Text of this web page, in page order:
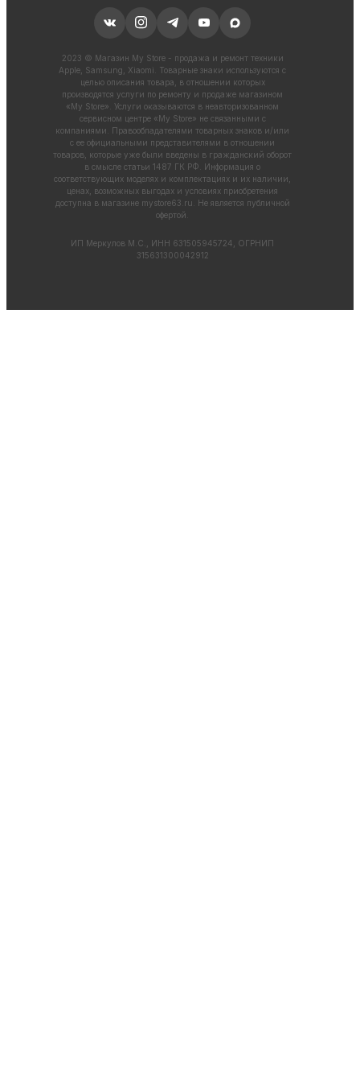
2023 © Магазин My Store - продажа и ремонт техники
Apple, Samsung, Xiaomi. Товарные знаки используются с
целью описания товара, в отношении которых
производятся услуги по ремонту и продаже магазином
«My Store». Услуги оказываются в неавторизованном
сервисном центре «My Store» не связанными с
компаниями. Правообладателями товарных знаков и/или
с ее официальными представителями в отношении
товаров, которые уже были введены в гражданский оборот
в смысле статьи 1487 ГК РФ. Информация о
соответствующих моделях и комплектациях и их наличии,
ценах, возможных выгодах и условиях приобретения
доступна в магазине mystore63.ru . Не является публичной
офертой.
ИП Меркулов М.С., ИНН 631505945724, ОГРНИП
315631300042912